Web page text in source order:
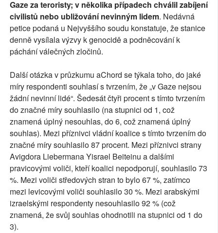
Gaze za teroristy; v několika případech chválil zabíjení
civilistů nebo ubližování nevinným lidem. Nedávná
petice podaná u Nejvyššího soudu konstatuje, že stanice
denně vysílala výzvy k genocidě a podněcování k
páchání válečných zločinů.
Další otázka v průzkumu aChord se týkala toho, do jaké
míry respondenti souhlasí s tvrzením, že „v Gaze nejsou
žádní nevinní lidé“. Šedesát čtyři procent s tímto tvrzením
do značné míry souhlasilo (na stupnici od 1, což
znamená úplný nesouhlas, do 6, což znamená úplný
souhlas). Mezi příznivci vládní koalice s tímto tvrzením do
značné míry souhlasilo 87 procent. Mezi příznivci strany
Avigdora Liebermana Yisrael Beiteinu a dalšími
pravicovými voliči, kteří koalici nepodporují, souhlasilo 73
%. Mezi voliči středových stran to bylo 67 %, zatímco
mezi levicovými voliči souhlasilo 30 %. Mezi arabskými
izraelskými respondenty nesouhlasilo 92 % (což
znamená, že svůj souhlas ohodnotili na stupnici od 1 do
3).